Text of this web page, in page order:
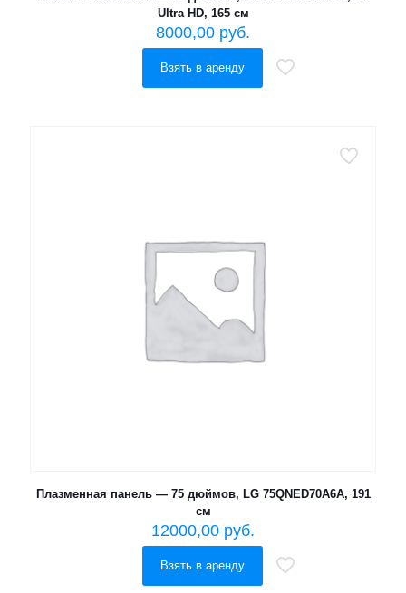
Ultra HD, 165 см
8000,00 руб.
Взять в аренду
Плазменная панель — 75 дюймов, LG 75QNED70A6A, 191
см
12000,00 руб.
Взять в аренду